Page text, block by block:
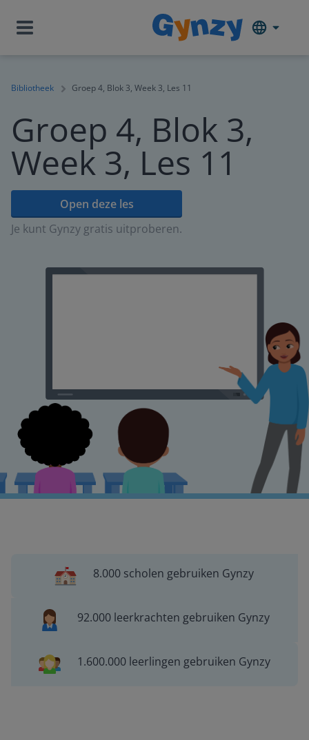
Bibliotheek Groep 4, Blok 3, Week 3, Les 11
Groep 4, Blok 3,
Week 3, Les 11
Open deze les
Je kunt Gynzy gratis uitproberen.
8.000 scholen gebruiken Gynzy
92.000 leerkrachten gebruiken Gynzy
1.600.000 leerlingen gebruiken Gynzy